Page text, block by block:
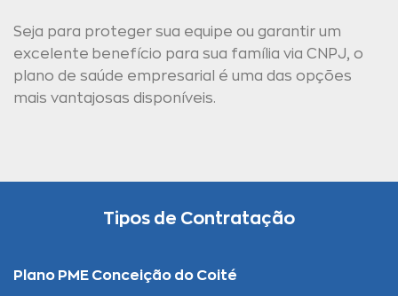
Seja para proteger sua equipe ou garantir um
excelente benefício para sua família via CNPJ, o
plano de saúde empresarial é uma das opções
mais vantajosas disponíveis.
Tipos de Contratação
Plano PME Conceição do Coité